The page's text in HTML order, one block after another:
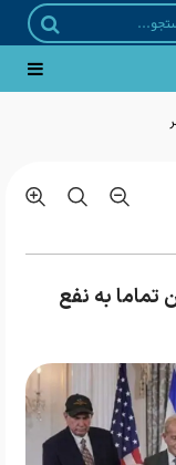
تماما به نفع